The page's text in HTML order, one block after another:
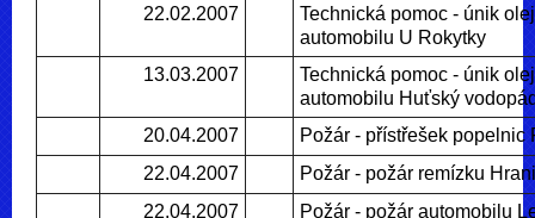
22.02.2007
Technická pomoc - únik
automobilu U Rokytky
13.03.2007
Technická pomoc - únik
automobilu Huťský
20.04.2007
Požár - přístřešek popelnic
22.04.2007
Požár - požár remízku
22.04.2007
Požár - požár automobilu